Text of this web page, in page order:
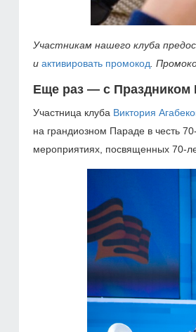
Участникам нашего клуба
и активировать промокод .
Еще раз — с Праздником
Участница клуба Виктория
на грандиозном Параде в честь
мероприятиях, посвященных 70-